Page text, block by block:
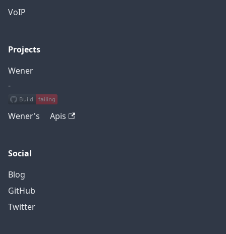
VoIP
Projects
Wener
-
Wener's Apis
Social
Blog
GitHub
Twitter